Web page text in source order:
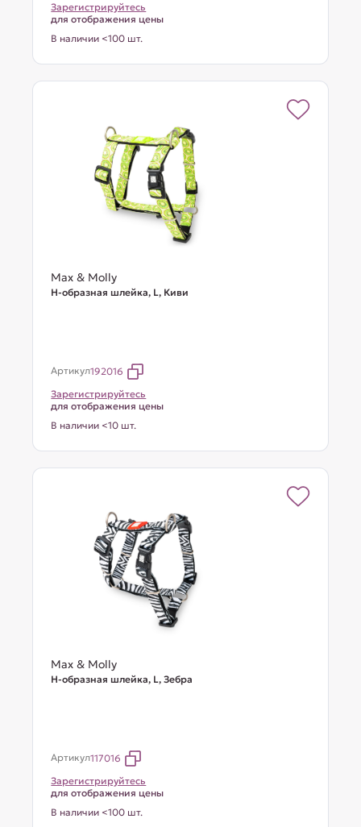
Зарегистрируйтесь
для отображения цены
В наличии <100 шт.
Max & Molly
Н-образная шлейка, L, Киви
Артикул192016
Зарегистрируйтесь
для отображения цены
В наличии <10 шт.
Max & Molly
Н-образная шлейка, L, Зебра
Артикул117016
Зарегистрируйтесь
для отображения цены
В наличии <100 шт.